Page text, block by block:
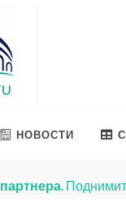
НОВОСТИ
.